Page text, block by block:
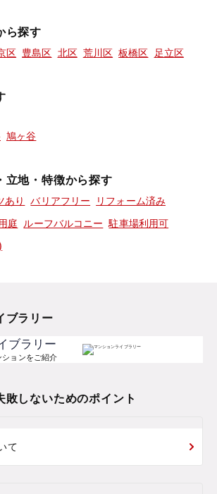
ら探す
区 豊島区 北区 荒川区 板橋区 足立区
鳩ヶ谷
立地・特徴から探す
あり バリアフリー
リフォーム済み
庭 ルーフバルコニー 駐車場利用可
ブラリー
ブラリー
ョンをご紹介
敗しないためのポイント
て